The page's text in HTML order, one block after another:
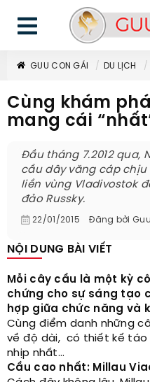
GUU CON GÁI DU LỊCH
Cùng khám
mang cái
Đầu tháng 7.2012 qua,
cầu dây văng cáp
liền vùng Vladivostok
đảo Russky.
22/01/2015 Đăng bởi
NỘI DUNG BÀI VIẾT
Mỗi cây cầu là một kỳ
chứng cho sự sáng tạo
hợp giữa chức năng và
Cùng điểm danh những
về độ dài, có thiết kế táo
nhịp nhất...
Cầu cao nhất: Millau